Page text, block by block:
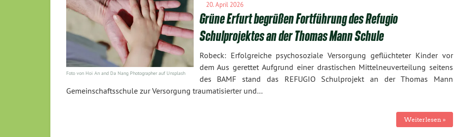
Foto von Hoi An and Da Nang Photographer auf Unsplash
20. April 2026
Grüne Erfurt begrüßen Fortführung des Refugio
Schulprojektes an der Thomas Mann Schule
Robeck: Erfolgreiche psychosoziale Versorgung geflüchteter Kinder vor
dem Aus gerettet Aufgrund einer drastischen Mittelneuverteilung seitens
des BAMF stand das REFUGIO Schulprojekt an der Thomas Mann
Gemeinschaftsschule zur Versorgung traumatisierter und…
Weiterlesen »